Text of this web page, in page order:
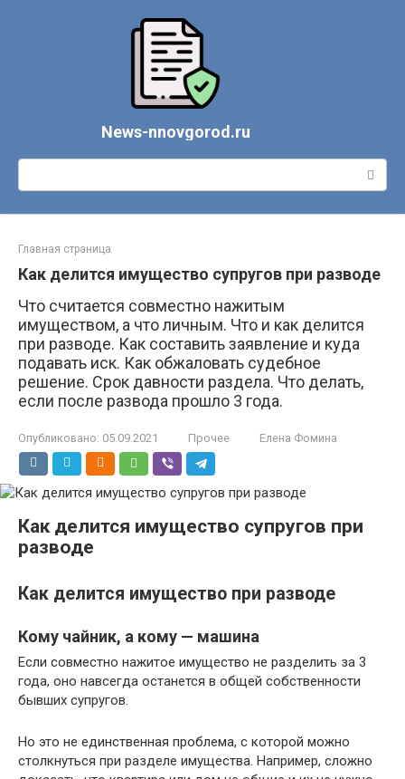
News-nnovgorod.ru
Поиск:
Главная страница
Как делится имущество супругов при разводе
Что считается совместно нажитым
имуществом, а что личным. Что и как делится
при разводе. Как составить заявление и куда
подавать иск. Как обжаловать судебное
решение. Срок давности раздела. Что делать,
если после развода прошло 3 года.
Опубликовано: 05.09.2021 Прочее Елена Фомина
Как делится имущество супругов при
разводе
Как делится имущество при разводе
Кому чайник, а кому — машина
Если совместно нажитое имущество не разделить за 3
года, оно навсегда останется в общей собственности
бывших супругов.
Но это не единственная проблема, с которой можно
столкнуться при разделе имущества. Например, сложно